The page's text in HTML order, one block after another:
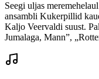
Seegi uljas
ansambli Kukerpillid
Kaljo Veervaldi suust.
Jumalaga, Mann”,